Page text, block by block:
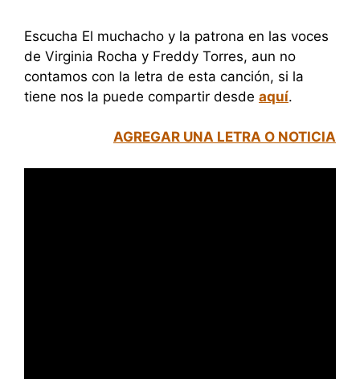
Escucha El muchacho y la patrona en las voces
de Virginia Rocha y Freddy Torres, aun no
contamos con la letra de esta canción, si la
tiene nos la puede compartir desde aquí.
AGREGAR UNA LETRA O NOTICIA